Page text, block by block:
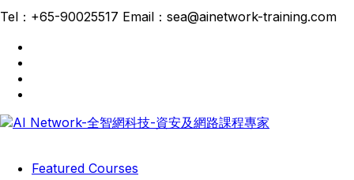
Tel：+65-90025517 Email：sea@ainetwork-training.com
Featured Courses